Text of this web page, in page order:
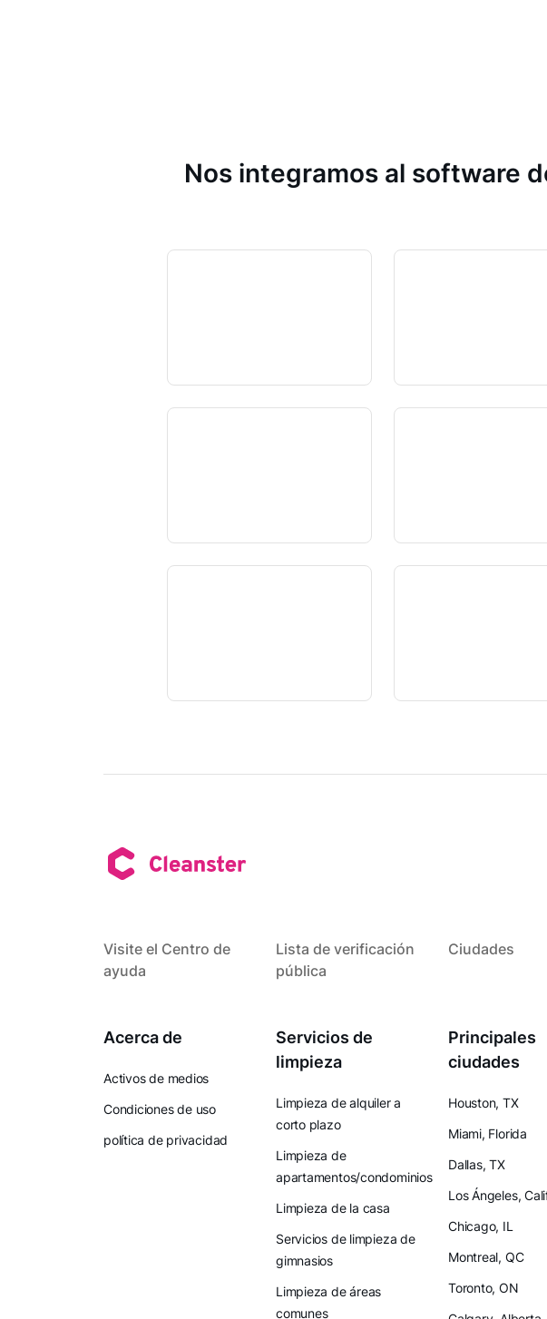
Nos integramos al software
Visite el Centro de
ayuda
Lista de verificación
pública
Ciudades
Acerca de
Activos de medios
Condiciones de uso
política de privacidad
Servicios de
limpieza
Limpieza de alquiler a
corto plazo
Limpieza de
apartamentos/condominios
Limpieza de la casa
Servicios de limpieza de
gimnasios
Limpieza de áreas
comunes
Principales
ciudades
Houston, TX
Miami, Florida
Dallas, TX
Los Ángeles,
Chicago, IL
Montreal, QC
Toronto, ON